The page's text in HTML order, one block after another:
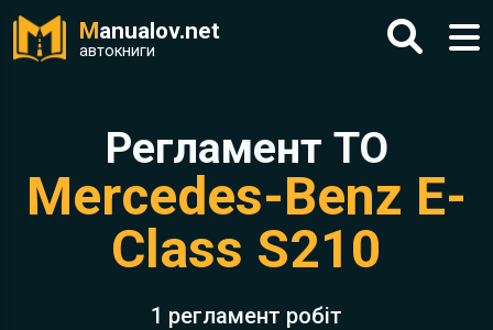
Manualov.net
автокниги
Регламент ТО
Mercedes-Benz E-
Class S210
1 регламент робіт